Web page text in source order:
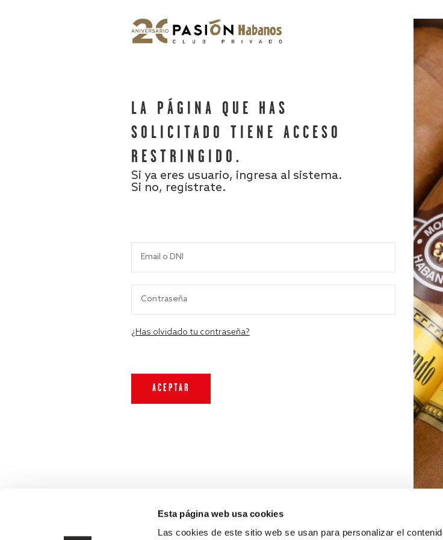
Esta página web usa cookies
Las cookies de este sitio web se usan para personalizar el
LA PÁGINA QUE HAS
SOLICITADO TIENE ACCESO
RESTRINGIDO.
Si ya eres usuario, ingresa al sistema.
Si no, regístrate.
¿Has olvidado tu contraseña?